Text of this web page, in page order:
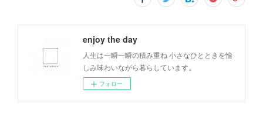
enjoy the day
人生は一瞬一瞬の積み重ね 小さなひとときを愉
しみ味わいながら暮らしています。
フォロー